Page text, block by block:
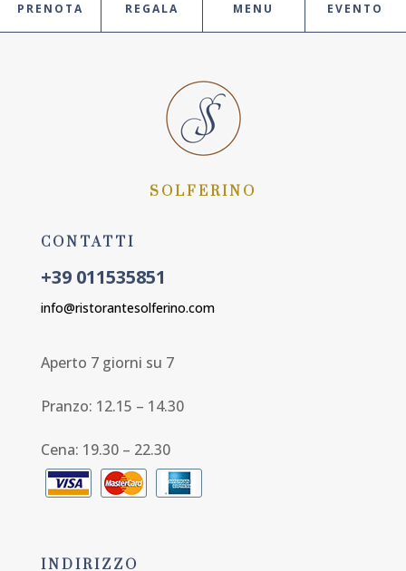
PRENOTA REGALA MENU EVENTO
SOLFERINO
CONTATTI
+39 011535851
info@ristorantesolferino.com
Aperto 7 giorni su 7
Pranzo: 12.15 – 14.30
Cena: 19.30 – 22.30
INDIRIZZO